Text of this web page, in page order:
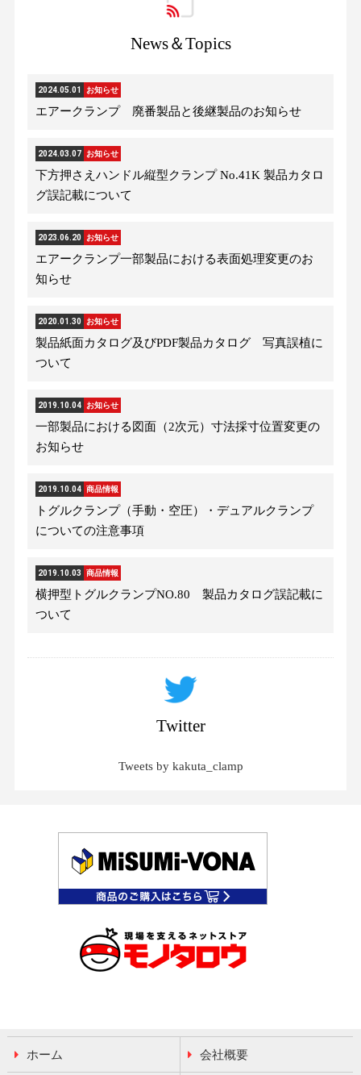
News＆Topics
2024.05.01 お知らせ
エアークランプ 廃番製品と後継製品のお知らせ
2024.03.07 お知らせ
下方押さえハンドル縦型クランプ No.41K 製品カタロ
グ誤記載について
2023.06.20 お知らせ
エアークランプ一部製品における表面処理変更のお
知らせ
2020.01.30 お知らせ
製品紙面カタログ及びPDF製品カタログ 写真誤植に
ついて
2019.10.04 お知らせ
一部製品における図面（2次元）寸法採寸位置変更の
お知らせ
2019.10.04 商品情報
トグルクランプ（手動・空圧）・デュアルクランプ
についての注意事項
2019.10.03 商品情報
横押型トグルクランプNO.80 製品カタログ誤記載に
ついて
Twitter
Tweets by kakuta_clamp
ホーム 会社概要